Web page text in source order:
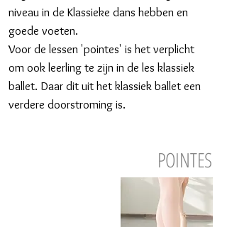
niveau in de Klassieke dans hebben en
goede voeten.
Voor de lessen 'pointes' is het verplicht
om ook leerling te zijn in de les klassiek
ballet. Daar dit uit het klassiek ballet een
verdere doorstroming is.
POINTES